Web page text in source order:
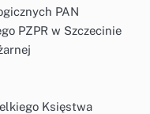
PAN
PZPR w Szczecinie
Księstwa